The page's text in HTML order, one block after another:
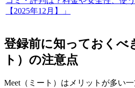
【2025年12月】」
登録前に知っておくべ
ト）の注意点
Meet（ミート）はメリットが多い